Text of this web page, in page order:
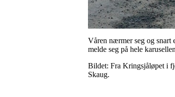
Våren nærmer seg og snart
melde seg på hele
Bildet: Fra Kringsjåløpet i
Skaug.